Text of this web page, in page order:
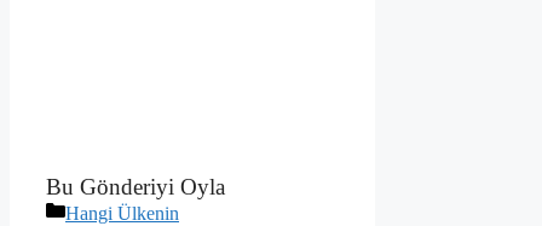
Bu Gönderiyi Oyla
Kategoriler
Hangi Ülkenin